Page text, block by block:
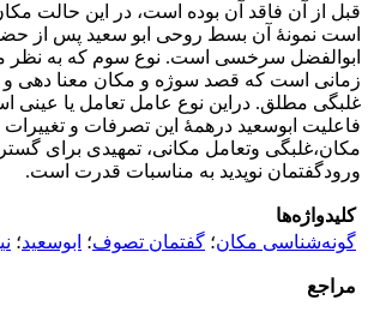
قبل از آن فاقد آن بوده است، در این حالت
است نمونۀ آن بسط روحی ابو سعید پس از
ابوالفضل سرخسی است. نوع سوم که به نظر
زمانی است که قصد سوژه و مکان معنا دهی و
غلبگی مطلق. دراین نوع عامل تعامل یا عینی
فاعلیت ابوسعید درهمۀ این تصرفات و
مکان،غلبگی وتعامل مکانی، تمهیدی برای
ورودگفتمان نوپدید به مناسبات قدرت است.
کلیدواژه‌ها
گونه‌شناسی مکان؛ گفتمان تصوف؛ ابوسعید؛
مراجع